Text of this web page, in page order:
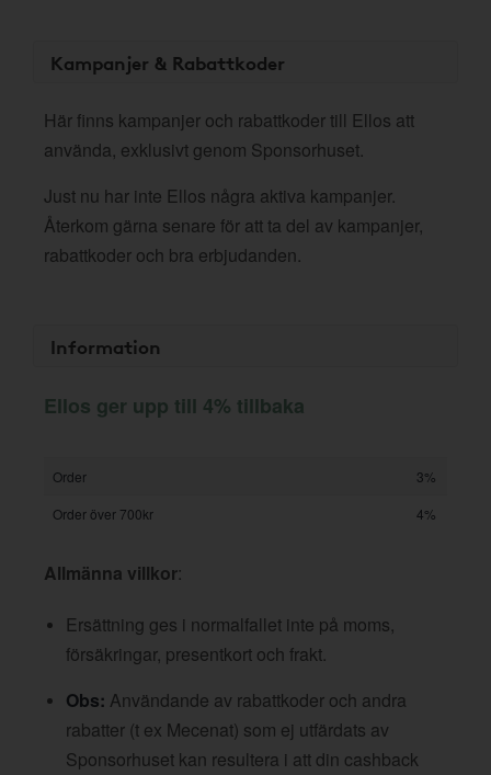
Kampanjer & Rabattkoder
Här finns kampanjer och rabattkoder till Ellos att
använda, exklusivt genom Sponsorhuset.
Just nu har inte Ellos några aktiva kampanjer.
Återkom gärna senare för att ta del av kampanjer,
rabattkoder och bra erbjudanden.
Information
Ellos ger upp till 4% tillbaka
Order
3%
Order över 700kr
4%
Allmänna villkor:
Ersättning ges i normalfallet inte på moms,
försäkringar, presentkort och frakt.
Obs: Användande av rabattkoder och andra
rabatter (t ex Mecenat) som ej utfärdats av
Sponsorhuset kan resultera i att din cashback